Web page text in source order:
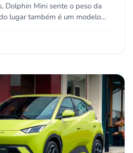
Dolphin Mini sente o peso da
lugar também é um modelo…